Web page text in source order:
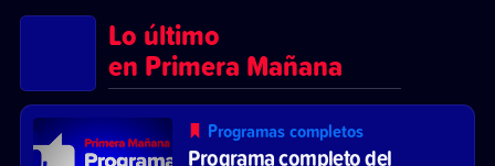
Lo último
en Primera Mañana
Programas completos
Programa completo del